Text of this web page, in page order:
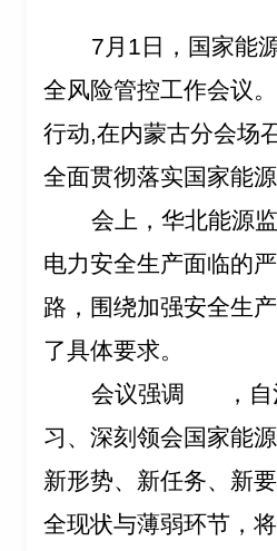
7 月1日，国家能
全风险管控工作会议
行动,在内蒙古分会场
全面贯彻落实国家能源
会上，华北能源
电力安全生产面临的
路，围绕加强安全生
了具体要求。
会议强调
，
习、深刻领会国家能
新形势、新任务、新
全现状与薄弱环节，